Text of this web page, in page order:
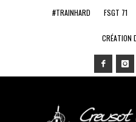
#TRAINHARD FSGT 71
CRÉATION